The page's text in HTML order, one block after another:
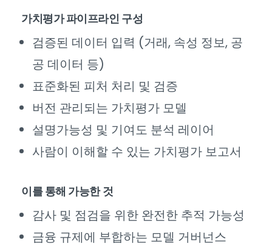
가치평가 파이프라인 구성
검증된 데이터 입력 (거래, 속성 정보, 공
공 데이터 등)
표준화된 피처 처리 및 검증
버전 관리되는 가치평가 모델
설명가능성 및 기여도 분석 레이어
사람이 이해할 수 있는 가치평가 보고서
이를 통해 가능한 것
감사 및 점검을 위한 완전한 추적 가능성
금융 규제에 부합하는 모델 거버넌스